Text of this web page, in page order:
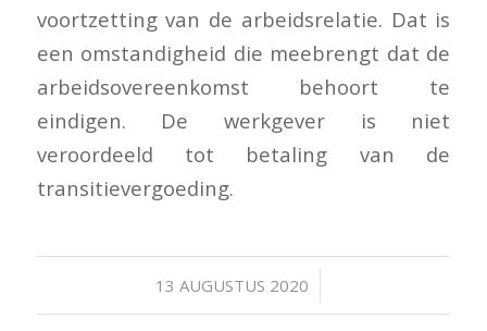
voortzetting van de arbeidsrelatie. Dat is
een omstandigheid die meebrengt dat de
arbeidsovereenkomst behoort te
eindigen. De werkgever is niet
veroordeeld tot betaling van de
transitievergoeding.
13 AUGUSTUS 2020
/